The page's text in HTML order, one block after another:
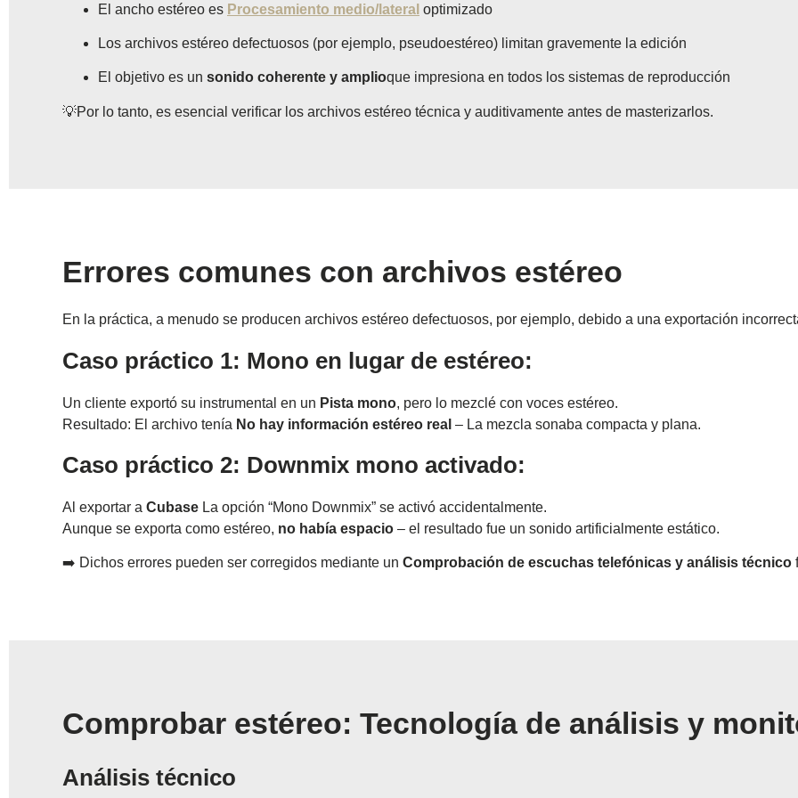
El ancho estéreo es Procesamiento medio/lateral optimizado
Los archivos estéreo defectuosos (por ejemplo, pseudoestéreo) limitan gravemente la edición
El objetivo es un sonido coherente y amplioque impresiona en todos los sistemas de reproducción
💡Por lo tanto, es esencial verificar los archivos estéreo técnica y auditivamente antes de masterizarlos.
Errores comunes con archivos estéreo
En la práctica, a menudo se producen archivos estéreo defectuosos, por ejemplo, debido a una exportación
Caso práctico 1: Mono en lugar de estéreo:
Un cliente exportó su instrumental en un Pista mono, pero lo mezclé con voces estéreo.
Resultado: El archivo tenía No hay información estéreo real – La mezcla sonaba compacta y plana.
Caso práctico 2: Downmix mono activado:
Al exportar a Cubase La opción “Mono Downmix” se activó accidentalmente.
Aunque se exporta como estéreo, no había espacio – el resultado fue un sonido artificialmente estático.
➡️ Dichos errores pueden ser corregidos mediante un Comprobación de escuchas telefónicas y análisis técnico
Comprobar estéreo: Tecnología de análisis y
Análisis técnico